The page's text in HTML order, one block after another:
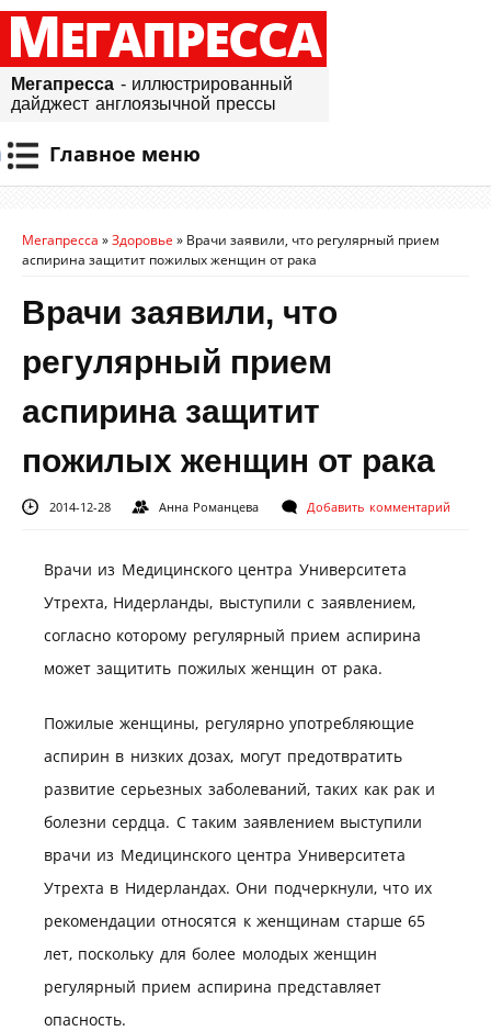
МЕГАПРЕССА
Мегапресса - иллюстрированный
дайджест англоязычной прессы
Главное меню
Мегапресса »Здоровье » Врачи заявили, что регулярный прием
аспирина защитит пожилых женщин от рака
Врачи заявили, что
регулярный прием
аспирина защитит
пожилых женщин от рака
2014-12-28 Анна Романцева Добавить комментарий
Врачи из Медицинского центра Университета
Утрехта, Нидерланды, выступили с заявлением,
согласно которому регулярный прием аспирина
может защитить пожилых женщин от рака.
Пожилые женщины, регулярно употребляющие
аспирин в низких дозах, могут предотвратить
развитие серьезных заболеваний, таких как рак и
болезни сердца. С таким заявлением выступили
врачи из Медицинского центра Университета
Утрехта в Нидерландах. Они подчеркнули, что их
рекомендации относятся к женщинам старше 65
лет, поскольку для более молодых женщин
регулярный прием аспирина представляет
опасность.